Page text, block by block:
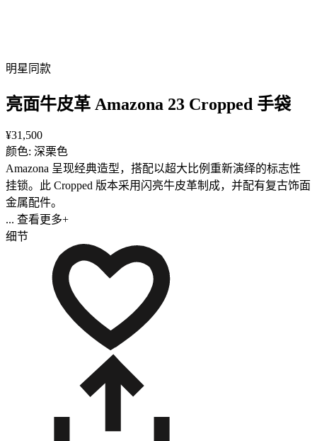
明星同款
亮面牛皮革 Amazona 23 Cropped 手袋
¥31,500
颜色: 深栗色
Amazona 呈现经典造型，搭配以超大比例重新演绎的标志性
挂锁。此 Cropped 版本采用闪亮牛皮革制成，并配有复古饰面
金属配件。
... 查看更多+
细节